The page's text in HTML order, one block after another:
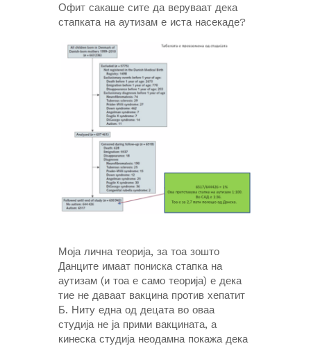
Офит сакаше сите да веруваат дека
стапката на аутизам е иста насекаде?
Моја лична теорија, за тоа зошто
Данците имаат пониска стапка на
аутизам (и тоа е само теорија) е дека
тие не даваат вакцина против хепатит
Б. Ниту една од децата во оваа
студија не ја прими вакцината, а
кинеска студија неодамна покажа дека